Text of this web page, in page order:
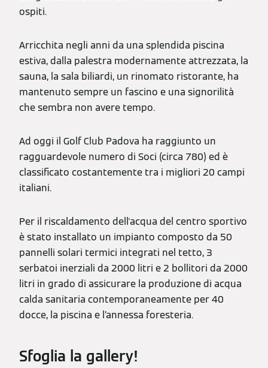
ospiti.
Arricchita negli anni da una splendida piscina
estiva, dalla palestra modernamente attrezzata, la
sauna, la sala biliardi, un rinomato ristorante, ha
mantenuto sempre un fascino e una signorilità
che sembra non avere tempo.
Ad oggi il Golf Club Padova ha raggiunto un
ragguardevole numero di Soci (circa 780) ed è
classificato costantemente tra i migliori 20 campi
italiani.
Per il riscaldamento dell'acqua del centro sportivo
è stato installato un impianto composto da 50
pannelli solari termici integrati nel tetto, 3
serbatoi inerziali da 2000 litri e 2 bollitori da 2000
litri in grado di assicurare la produzione di acqua
calda sanitaria contemporaneamente per 40
docce, la piscina e l’annessa foresteria.
Sfoglia la gallery!